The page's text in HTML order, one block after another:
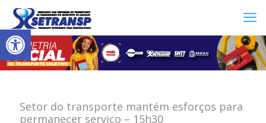
Abrir a barra de ferramentas
Setor do transporte mantém esforços para
permanecer serviço – 15h30